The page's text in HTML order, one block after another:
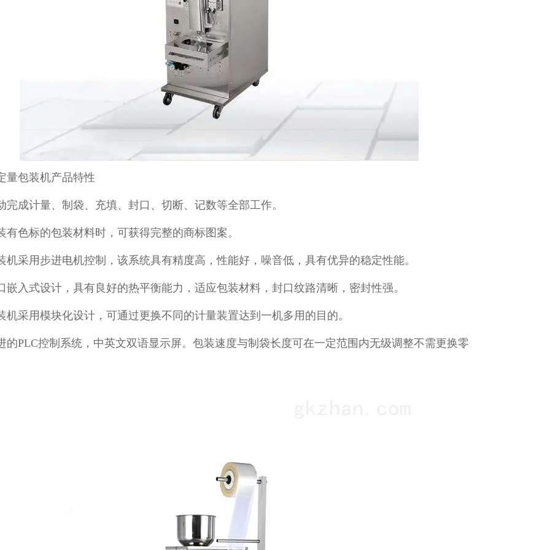
量包装机产品特性
成计量、制袋、充填、封口、切断、记数等全部工作。
色标的包装材料时，可获得完整的商标图案。
采用步进电机控制，该系统具有精度高，性能好，噪音低，具有优异的稳定性能。
入式设计，具有良好的热平衡能力，适应包装材料，封口纹路清晰，密封性强。
采用模块化设计，可通过更换不同的计量装置达到一机多用的目的。
PLC控制系统，中英文双语显示屏。包装速度与制袋长度可在一定范围内无级调整不需更换零